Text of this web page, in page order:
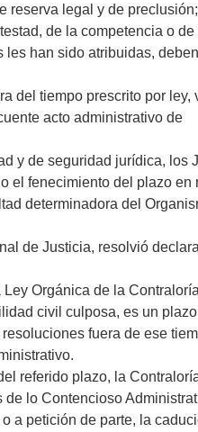
reserva legal y de
de la competencia o de
han sido atribuidas,
del tiempo prescrito por ley,
acto administrativo de
y de seguridad jurídica, los
el fenecimiento del plazo en
determinadora del
de Justicia, resolvió
Orgánica de la
civil culposa, es un
fuera de ese
referido plazo, la
lo Contencioso
a petición de parte, la